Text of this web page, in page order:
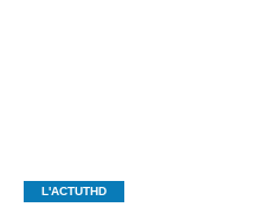
L'ACTUTHD